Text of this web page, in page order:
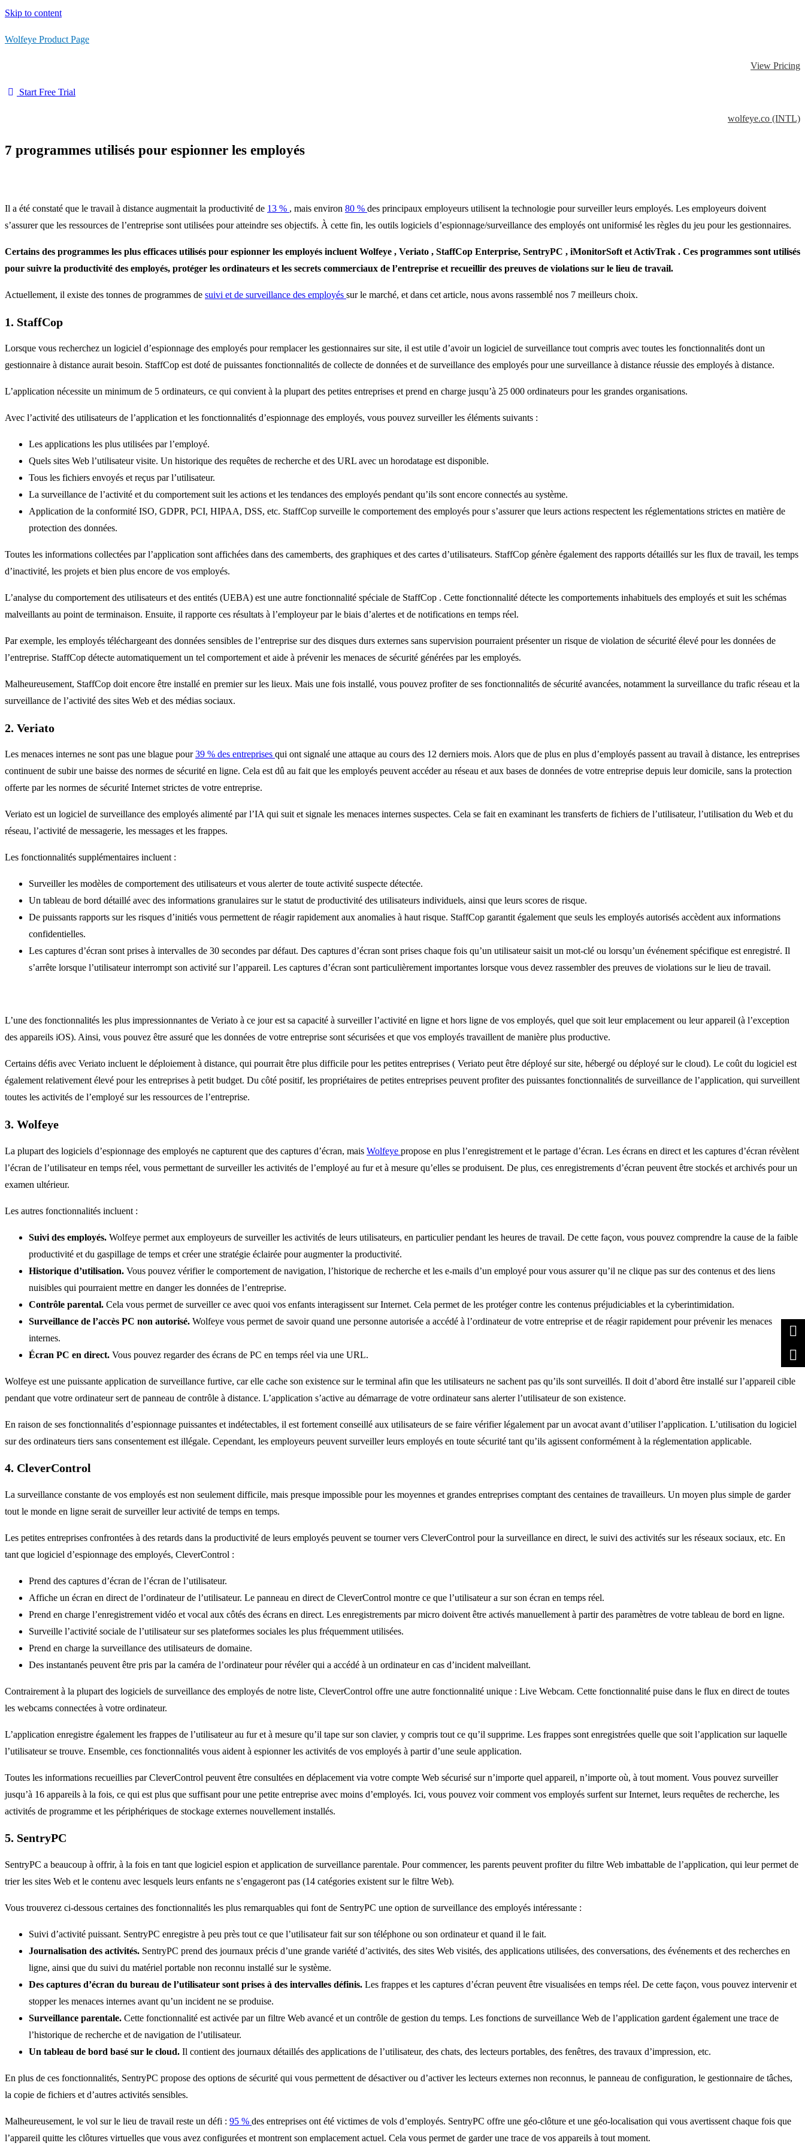
Skip to content
Wolfeye Product Page
View Pricing
Start Free Trial
wolfeye.co (INTL)
7 programmes utilisés pour espionner les employés
Il a été constaté que le travail à distance augmentait la productivité de 13 % , mais environ 80 % des principaux employeurs utilisent la technologie pour surveiller leurs employés. Les employeurs doivent
s’assurer que les ressources de l’entreprise sont utilisées pour atteindre ses objectifs. À cette fin, les outils logiciels d’espionnage/surveillance des employés ont uniformisé les règles du jeu pour les gestionnaires.
Certains des programmes les plus efficaces utilisés pour espionner les employés incluent Wolfeye , Veriato , StaffCop Enterprise, SentryPC , iMonitorSoft et ActivTrak . Ces programmes sont utilisés
pour suivre la productivité des employés, protéger les ordinateurs et les secrets commerciaux de l’entreprise et recueillir des preuves de violations sur le lieu de travail.
Actuellement, il existe des tonnes de programmes de suivi et de surveillance des employés sur le marché, et dans cet article, nous avons rassemblé nos 7 meilleurs choix.
1. StaffCop
Lorsque vous recherchez un logiciel d’espionnage des employés pour remplacer les gestionnaires sur site, il est utile d’avoir un logiciel de surveillance tout compris avec toutes les fonctionnalités dont un
gestionnaire à distance aurait besoin. StaffCop est doté de puissantes fonctionnalités de collecte de données et de surveillance des employés pour une surveillance à distance réussie des employés à distance.
L’application nécessite un minimum de 5 ordinateurs, ce qui convient à la plupart des petites entreprises et prend en charge jusqu’à 25 000 ordinateurs pour les grandes organisations.
Avec l’activité des utilisateurs de l’application et les fonctionnalités d’espionnage des employés, vous pouvez surveiller les éléments suivants :
Les applications les plus utilisées par l’employé.
Quels sites Web l’utilisateur visite. Un historique des requêtes de recherche et des URL avec un horodatage est disponible.
Tous les fichiers envoyés et reçus par l’utilisateur.
La surveillance de l’activité et du comportement suit les actions et les tendances des employés pendant qu’ils sont encore connectés au système.
Application de la conformité ISO, GDPR, PCI, HIPAA, DSS, etc. StaffCop surveille le comportement des employés pour s’assurer que leurs actions respectent les réglementations strictes en matière de
protection des données.
Toutes les informations collectées par l’application sont affichées dans des camemberts, des graphiques et des cartes d’utilisateurs. StaffCop génère également des rapports détaillés sur les flux de travail, les temps
d’inactivité, les projets et bien plus encore de vos employés.
L’analyse du comportement des utilisateurs et des entités (UEBA) est une autre fonctionnalité spéciale de StaffCop . Cette fonctionnalité détecte les comportements inhabituels des employés et suit les schémas
malveillants au point de terminaison. Ensuite, il rapporte ces résultats à l’employeur par le biais d’alertes et de notifications en temps réel.
Par exemple, les employés téléchargeant des données sensibles de l’entreprise sur des disques durs externes sans supervision pourraient présenter un risque de violation de sécurité élevé pour les données de
l’entreprise. StaffCop détecte automatiquement un tel comportement et aide à prévenir les menaces de sécurité générées par les employés.
Malheureusement, StaffCop doit encore être installé en premier sur les lieux. Mais une fois installé, vous pouvez profiter de ses fonctionnalités de sécurité avancées, notamment la surveillance du trafic réseau et la
surveillance de l’activité des sites Web et des médias sociaux.
2. Veriato
Les menaces internes ne sont pas une blague pour39 % des entreprises qui ont signalé une attaque au cours des 12 derniers mois. Alors que de plus en plus d’employés passent au travail à distance, les entreprises
continuent de subir une baisse des normes de sécurité en ligne. Cela est dû au fait que les employés peuvent accéder au réseau et aux bases de données de votre entreprise depuis leur domicile, sans la protection
offerte par les normes de sécurité Internet strictes de votre entreprise.
Veriato est un logiciel de surveillance des employés alimenté par l’IA qui suit et signale les menaces internes suspectes. Cela se fait en examinant les transferts de fichiers de l’utilisateur, l’utilisation du Web et du
réseau, l’activité de messagerie, les messages et les frappes.
Les fonctionnalités supplémentaires incluent :
Surveiller les modèles de comportement des utilisateurs et vous alerter de toute activité suspecte détectée.
Un tableau de bord détaillé avec des informations granulaires sur le statut de productivité des utilisateurs individuels, ainsi que leurs scores de risque.
De puissants rapports sur les risques d’initiés vous permettent de réagir rapidement aux anomalies à haut risque. StaffCop garantit également que seuls les employés autorisés accèdent aux informations
confidentielles.
Les captures d’écran sont prises à intervalles de 30 secondes par défaut. Des captures d’écran sont prises chaque fois qu’un utilisateur saisit un mot-clé ou lorsqu’un événement spécifique est enregistré. Il
s’arrête lorsque l’utilisateur interrompt son activité sur l’appareil. Les captures d’écran sont particulièrement importantes lorsque vous devez rassembler des preuves de violations sur le lieu de travail.
L’une des fonctionnalités les plus impressionnantes de Veriato à ce jour est sa capacité à surveiller l’activité en ligne et hors ligne de vos employés, quel que soit leur emplacement ou leur appareil (à l’exception
des appareils iOS). Ainsi, vous pouvez être assuré que les données de votre entreprise sont sécurisées et que vos employés travaillent de manière plus productive.
Certains défis avec Veriato incluent le déploiement à distance, qui pourrait être plus difficile pour les petites entreprises ( Veriato peut être déployé sur site, hébergé ou déployé sur le cloud). Le coût du logiciel est
également relativement élevé pour les entreprises à petit budget. Du côté positif, les propriétaires de petites entreprises peuvent profiter des puissantes fonctionnalités de surveillance de l’application, qui surveillent
toutes les activités de l’employé sur les ressources de l’entreprise.
3. Wolfeye
La plupart des logiciels d’espionnage des employés ne capturent que des captures d’écran, mais Wolfeye propose en plus l’enregistrement et le partage d’écran. Les écrans en direct et les captures d’écran révèlent
l’écran de l’utilisateur en temps réel, vous permettant de surveiller les activités de l’employé au fur et à mesure qu’elles se produisent. De plus, ces enregistrements d’écran peuvent être stockés et archivés pour un
examen ultérieur.
Les autres fonctionnalités incluent :
Suivi des employés. Wolfeye permet aux employeurs de surveiller les activités de leurs utilisateurs, en particulier pendant les heures de travail. De cette façon, vous pouvez comprendre la cause de la faible
productivité et du gaspillage de temps et créer une stratégie éclairée pour augmenter la productivité.
Historique d’utilisation. Vous pouvez vérifier le comportement de navigation, l’historique de recherche et les e-mails d’un employé pour vous assurer qu’il ne clique pas sur des contenus et des liens
nuisibles qui pourraient mettre en danger les données de l’entreprise.
Contrôle parental. Cela vous permet de surveiller ce avec quoi vos enfants interagissent sur Internet. Cela permet de les protéger contre les contenus préjudiciables et la cyberintimidation.
Surveillance de l’accès PC non autorisé. Wolfeye vous permet de savoir quand une personne autorisée a accédé à l’ordinateur de votre entreprise et de réagir rapidement pour prévenir les menaces
internes.
Écran PC en direct. Vous pouvez regarder des écrans de PC en temps réel via une URL.
Wolfeye est une puissante application de surveillance furtive, car elle cache son existence sur le terminal afin que les utilisateurs ne sachent pas qu’ils sont surveillés. Il doit d’abord être installé sur l’appareil cible
pendant que votre ordinateur sert de panneau de contrôle à distance. L’application s’active au démarrage de votre ordinateur sans alerter l’utilisateur de son existence.
En raison de ses fonctionnalités d’espionnage puissantes et indétectables, il est fortement conseillé aux utilisateurs de se faire vérifier légalement par un avocat avant d’utiliser l’application. L’utilisation du logiciel
sur des ordinateurs tiers sans consentement est illégale. Cependant, les employeurs peuvent surveiller leurs employés en toute sécurité tant qu’ils agissent conformément à la réglementation applicable.
4. CleverControl
La surveillance constante de vos employés est non seulement difficile, mais presque impossible pour les moyennes et grandes entreprises comptant des centaines de travailleurs. Un moyen plus simple de garder
tout le monde en ligne serait de surveiller leur activité de temps en temps.
Les petites entreprises confrontées à des retards dans la productivité de leurs employés peuvent se tourner vers CleverControl pour la surveillance en direct, le suivi des activités sur les réseaux sociaux, etc. En
tant que logiciel d’espionnage des employés, CleverControl :
Prend des captures d’écran de l’écran de l’utilisateur.
Affiche un écran en direct de l’ordinateur de l’utilisateur. Le panneau en direct de CleverControl montre ce que l’utilisateur a sur son écran en temps réel.
Prend en charge l’enregistrement vidéo et vocal aux côtés des écrans en direct. Les enregistrements par micro doivent être activés manuellement à partir des paramètres de votre tableau de bord en ligne.
Surveille l’activité sociale de l’utilisateur sur ses plateformes sociales les plus fréquemment utilisées.
Prend en charge la surveillance des utilisateurs de domaine.
Des instantanés peuvent être pris par la caméra de l’ordinateur pour révéler qui a accédé à un ordinateur en cas d’incident malveillant.
Contrairement à la plupart des logiciels de surveillance des employés de notre liste, CleverControl offre une autre fonctionnalité unique : Live Webcam. Cette fonctionnalité puise dans le flux en direct de toutes
les webcams connectées à votre ordinateur.
L’application enregistre également les frappes de l’utilisateur au fur et à mesure qu’il tape sur son clavier, y compris tout ce qu’il supprime. Les frappes sont enregistrées quelle que soit l’application sur laquelle
l’utilisateur se trouve. Ensemble, ces fonctionnalités vous aident à espionner les activités de vos employés à partir d’une seule application.
Toutes les informations recueillies par CleverControl peuvent être consultées en déplacement via votre compte Web sécurisé sur n’importe quel appareil, n’importe où, à tout moment. Vous pouvez surveiller
jusqu’à 16 appareils à la fois, ce qui est plus que suffisant pour une petite entreprise avec moins d’employés. Ici, vous pouvez voir comment vos employés surfent sur Internet, leurs requêtes de recherche, les
activités de programme et les périphériques de stockage externes nouvellement installés.
5. SentryPC
SentryPC a beaucoup à offrir, à la fois en tant que logiciel espion et application de surveillance parentale. Pour commencer, les parents peuvent profiter du filtre Web imbattable de l’application, qui leur permet de
trier les sites Web et le contenu avec lesquels leurs enfants ne s’engageront pas (14 catégories existent sur le filtre Web).
Vous trouverez ci-dessous certaines des fonctionnalités les plus remarquables qui font de SentryPC une option de surveillance des employés intéressante :
Suivi d’activité puissant. SentryPC enregistre à peu près tout ce que l’utilisateur fait sur son téléphone ou son ordinateur et quand il le fait.
Journalisation des activités. SentryPC prend des journaux précis d’une grande variété d’activités, des sites Web visités, des applications utilisées, des conversations, des événements et des recherches en
ligne, ainsi que du suivi du matériel portable non reconnu installé sur le système.
Des captures d’écran du bureau de l’utilisateur sont prises à des intervalles définis. Les frappes et les captures d’écran peuvent être visualisées en temps réel. De cette façon, vous pouvez intervenir et
stopper les menaces internes avant qu’un incident ne se produise.
Surveillance parentale. Cette fonctionnalité est activée par un filtre Web avancé et un contrôle de gestion du temps. Les fonctions de surveillance Web de l’application gardent également une trace de
l’historique de recherche et de navigation de l’utilisateur.
Un tableau de bord basé sur le cloud. Il contient des journaux détaillés des applications de l’utilisateur, des chats, des lecteurs portables, des fenêtres, des travaux d’impression, etc.
En plus de ces fonctionnalités, SentryPC propose des options de sécurité qui vous permettent de désactiver ou d’activer les lecteurs externes non reconnus, le panneau de configuration, le gestionnaire de tâches,
la copie de fichiers et d’autres activités sensibles.
Malheureusement, le vol sur le lieu de travail reste un défi : 95 % des entreprises ont été victimes de vols d’employés. SentryPC offre une géo-clôture et une géo-localisation qui vous avertissent chaque fois que
l’appareil quitte les clôtures virtuelles que vous avez configurées et montrent son emplacement actuel. Cela vous permet de garder une trace de vos appareils à tout moment.